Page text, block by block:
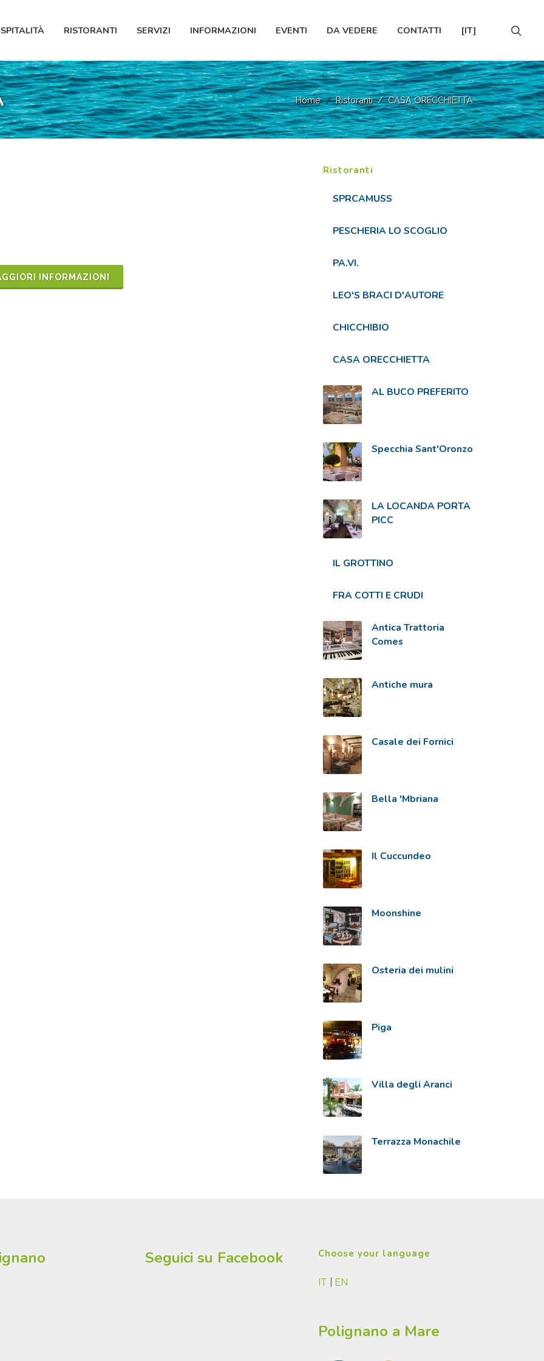
RISTORANTI SERVIZI INFORMAZIONI EVENTI DA VEDERE CONTATTI [IT]
Home Ristoranti CASA ORECCHIETTA
INFORMAZIONI
Ristoranti
SPRCAMUSS
PESCHERIA LO SCOGLIO
PA.VI.
LEO'S BRACI D'AUTORE
CHICCHIBIO
CASA ORECCHIETTA
AL BUCO PREFERITO
Specchia Sant'Oronzo
LA LOCANDA PORTA
PICC
IL GROTTINO
FRA COTTI E CRUDI
Antica Trattoria
Comes
Antiche mura
Casale dei Fornici
Bella 'Mbriana
Il Cuccundeo
Moonshine
Osteria dei mulini
Piga
Villa degli Aranci
Terrazza Monachile
Seguici su Facebook Choose your language
IT EN
Polignano a Mare